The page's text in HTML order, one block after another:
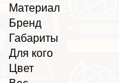
Материал
Бренд
Габариты
Для кого
Цвет